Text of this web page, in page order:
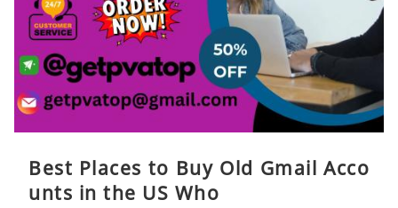
Best Places to Buy Old Gmail Acco
unts in the US Who